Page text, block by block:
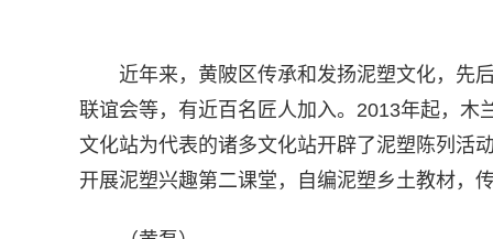
近年来，黄陂区传承和发扬泥塑文化，先
联谊会等，有近百名匠人加入。2013年起，木
文化站为代表的诸多文化站开辟了泥塑陈列活
开展泥塑兴趣第二课堂，自编泥塑乡土教材，